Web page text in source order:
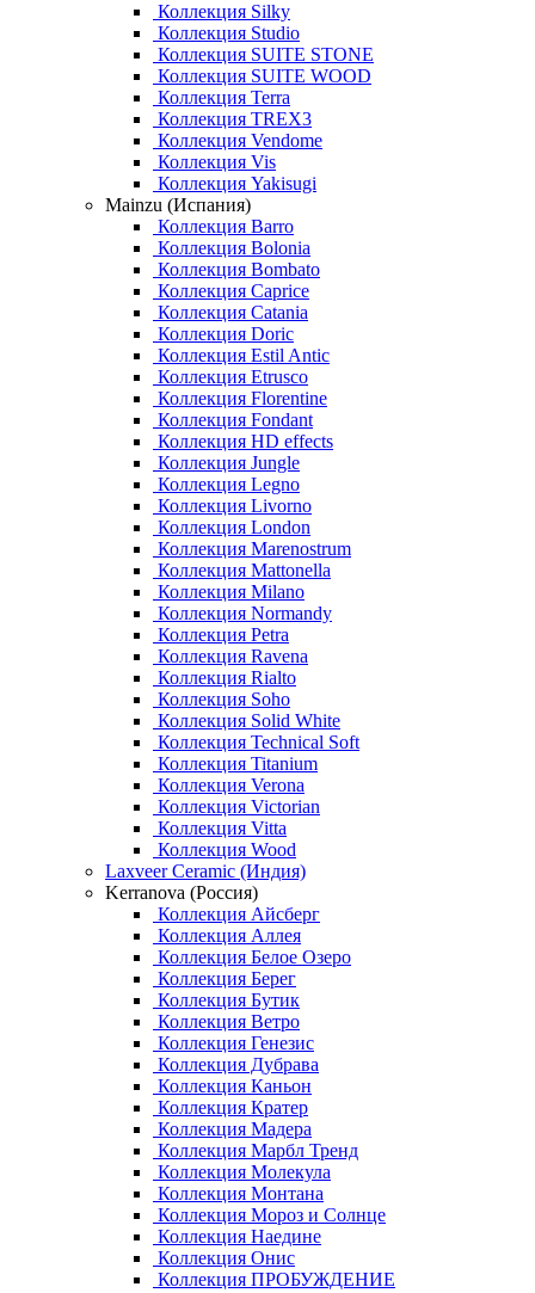
Коллекция Silky
Коллекция Studio
Коллекция SUITE STONE
Коллекция SUITE WOOD
Коллекция Terra
Коллекция TREX3
Коллекция Vendome
Коллекция Vis
Коллекция Yakisugi
Mainzu (Испания)
Коллекция Barro
Коллекция Bolonia
Коллекция Bombato
Коллекция Caprice
Коллекция Catania
Коллекция Doric
Коллекция Estil Antic
Коллекция Etrusco
Коллекция Florentine
Коллекция Fondant
Коллекция HD effects
Коллекция Jungle
Коллекция Legno
Коллекция Livorno
Коллекция London
Коллекция Marenostrum
Коллекция Mattonella
Коллекция Milano
Коллекция Normandy
Коллекция Petra
Коллекция Ravena
Коллекция Rialto
Коллекция Soho
Коллекция Solid White
Коллекция Technical Soft
Коллекция Titanium
Коллекция Verona
Коллекция Victorian
Коллекция Vitta
Коллекция Wood
Laxveer Ceramic (Индия)
Kerranova (Россия)
Коллекция Айсберг
Коллекция Аллея
Коллекция Белое Озеро
Коллекция Берег
Коллекция Бутик
Коллекция Ветро
Коллекция Генезис
Коллекция Дубрава
Коллекция Каньон
Коллекция Кратер
Коллекция Мадера
Коллекция Марбл Тренд
Коллекция Молекула
Коллекция Монтана
Коллекция Мороз и Солнце
Коллекция Наедине
Коллекция Онис
Коллекция ПРОБУЖДЕНИЕ